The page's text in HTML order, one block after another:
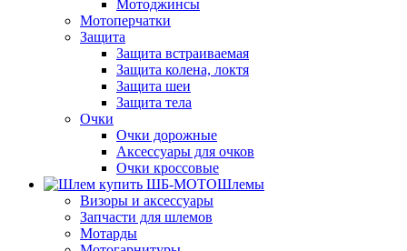
Мотоджинсы
Мотоперчатки
Защита
Защита встраиваемая
Защита колена, локтя
Защита шеи
Защита тела
Очки
Очки дорожные
Аксессуары для очков
Очки кроссовые
Шлемы
Визоры и аксессуары
Запчасти для шлемов
Мотарды